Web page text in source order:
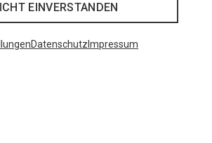
EINVERSTANDEN
Datenschutz Impressum